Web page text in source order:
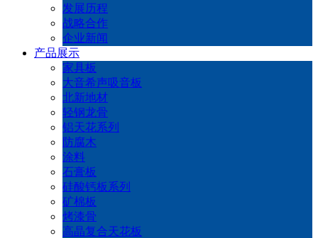
发展历程
战略合作
企业新闻
产品展示
家具板
大音希声吸音板
北新地材
轻钢龙骨
铝天花系列
防腐木
涂料
石膏板
硅酸钙板系列
矿棉板
烤漆骨
高晶复合天花板